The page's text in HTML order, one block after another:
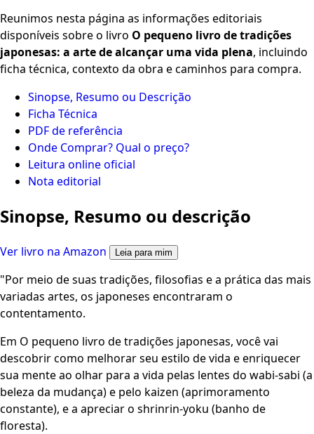
Reunimos nesta página as informações editoriais
disponíveis sobre o livro O pequeno livro de tradições
japonesas: a arte de alcançar uma vida plena, incluindo
ficha técnica, contexto da obra e caminhos para compra.
Sinopse, Resumo ou Descrição
Ficha Técnica
PDF de referência
Onde Comprar? Qual o preço?
Leitura online oficial
Nota editorial
Sinopse, Resumo ou descrição
Ver livro na Amazon Leia para mim
"Por meio de suas tradições, filosofias e a prática das mais
variadas artes, os japoneses encontraram o
contentamento.
Em O pequeno livro de tradições japonesas, você vai
descobrir como melhorar seu estilo de vida e enriquecer
sua mente ao olhar para a vida pelas lentes do wabi-sabi (a
beleza da mudança) e pelo kaizen (aprimoramento
constante), e a apreciar o shrinrin-yoku (banho de
floresta).